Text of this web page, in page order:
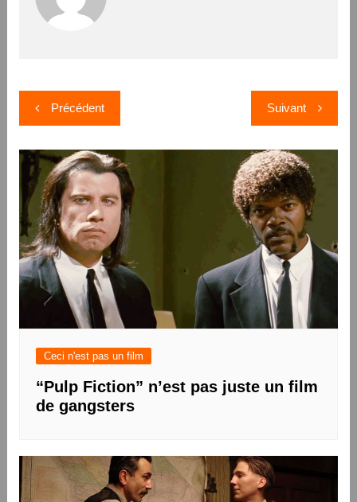
Navigation
de
l’article
Précédent Suivant
Ceci n'est pas un film
“Pulp Fiction” n’est pas juste un film
de gangsters